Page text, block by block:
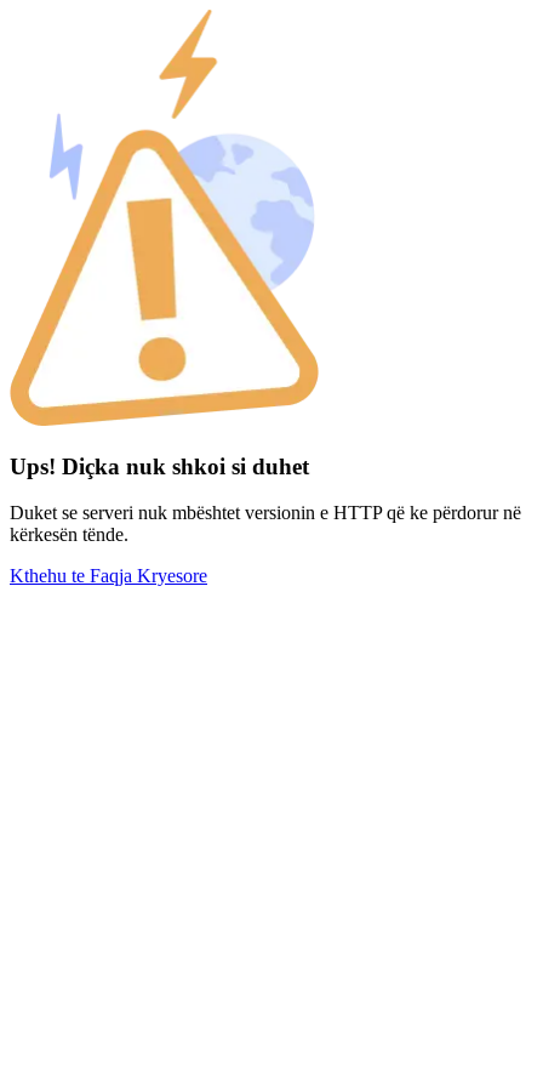
Ups! Diçka nuk shkoi si duhet
Duket se serveri nuk mbështet versionin e HTTP që ke përdorur në
kërkesën tënde.
Kthehu te Faqja Kryesore